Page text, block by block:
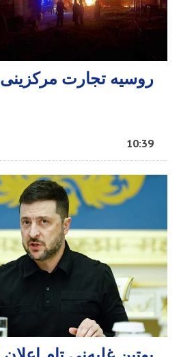
روسیه تجارت
10:39